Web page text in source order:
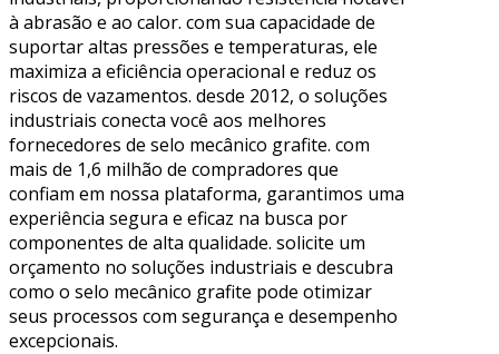
à abrasão e ao calor. com sua capacidade de
suportar altas pressões e temperaturas, ele
maximiza a eficiência operacional e reduz os
riscos de vazamentos. desde 2012, o soluções
industriais conecta você aos melhores
fornecedores de selo mecânico grafite. com
mais de 1,6 milhão de compradores que
confiam em nossa plataforma, garantimos uma
experiência segura e eficaz na busca por
componentes de alta qualidade. solicite um
orçamento no soluções industriais e descubra
como o selo mecânico grafite pode otimizar
seus processos com segurança e desempenho
excepcionais.